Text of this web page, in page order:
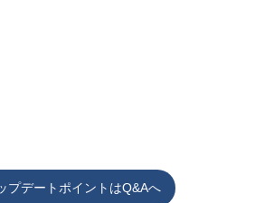
プデートポイントはQ&Aへ